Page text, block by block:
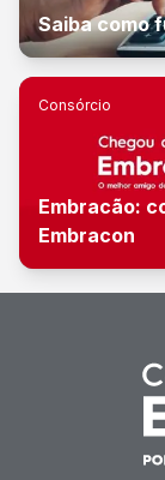
Saiba como
Consórcio
Embracão:
Embracon